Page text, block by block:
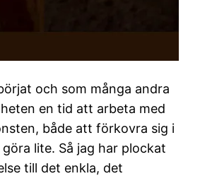
och som många andra
en tid att arbeta med
både att förkovra sig i
lite. Så jag har plockat
till det enkla, det